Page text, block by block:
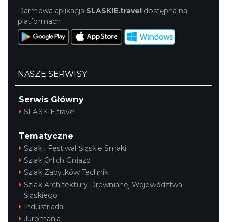
Darmowa aplikacja SLASKIE.travel dostępna na
platformach
NASZE SERWISY
Serwis Główny
SLASKIE.travel
Tematyczne
Szlak i Festiwal Śląskie Smaki
Szlak Orlich Gniazd
Szlak Zabytków Techniki
Szlak Architektury Drewnianej Województwa
Śląskiego
Industriada
Juromania